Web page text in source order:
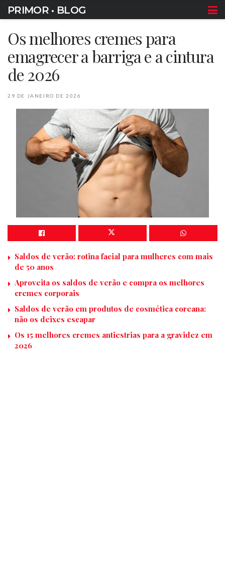
PRIMOR • BLOG
Os melhores cremes para
emagrecer a barriga e a cintura
de 2026
29 DE JANEIRO DE 2026
Saldos de verão: rotina facial para mulheres com mais
de 50 anos
Aproveita os saldos de verão e compra os melhores
cremes corporais
Saldos de verão em produtos de cosmética coreana:
não os deixes escapar
Os 15 melhores cremes antiestrias para a gravidez em
2026